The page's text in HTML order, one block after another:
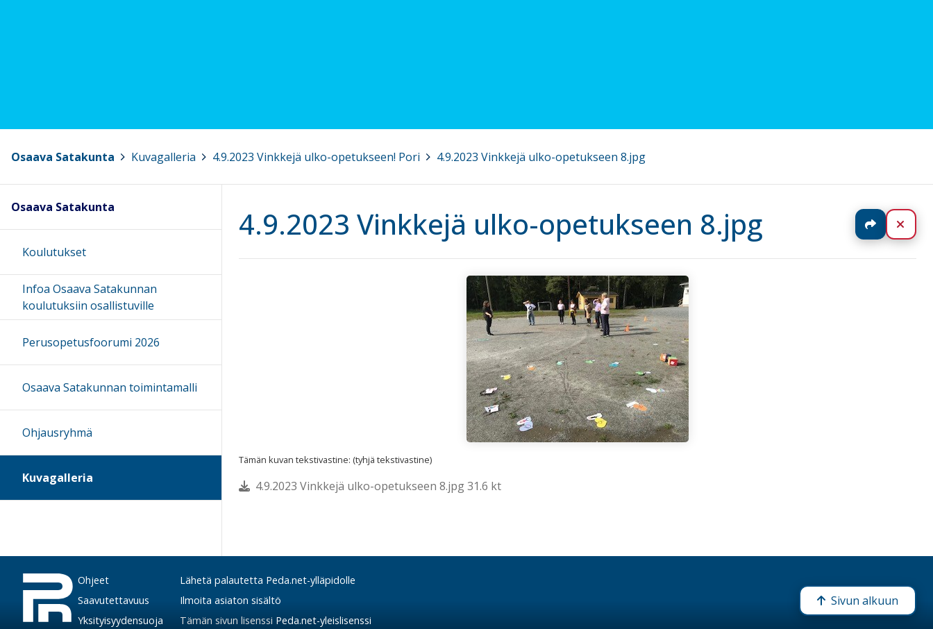
Osaava Satakunta Kuvagalleria 4.9.2023 Vinkkejä ulko-opetukseen! Pori 4.9.2023 Vinkkejä ulko-opetukseen 8.jpg
4.9.2023 Vinkkejä ulko-opetukseen 8.jpg Jaa
Tämän kuvan tekstivastine: (tyhjä tekstivastine)
4.9.2023 Vinkkejä ulko-opetukseen 8.jpg 31.6 kt
Osaava Satakunta
Koulutukset
Infoa Osaava Satakunnan
koulutuksiin osallistuville
Perusopetusfoorumi 2026
Osaava Satakunnan toimintamalli
Ohjausryhmä
Kuvagalleria
Ohjeet
Saavutettavuus
Yksityisyydensuoja
Lähetä palautetta Peda.net-ylläpidolle
Ilmoita asiaton sisältö
Tämän sivun lisenssi Peda.net-yleislisenssi
Sivun alkuun